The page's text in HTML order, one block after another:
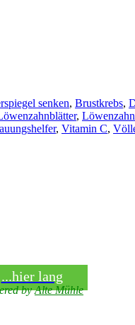
senken, Brustkrebs,
,
, Vitamin C,
...hier lang
byAlte Mühle